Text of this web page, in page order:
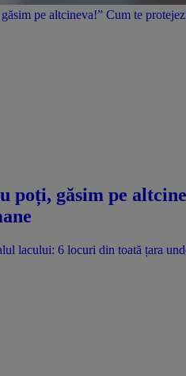
pe altcineva!” Cum te
poți, găsim pe
lacului: 6 locuri din toată țara